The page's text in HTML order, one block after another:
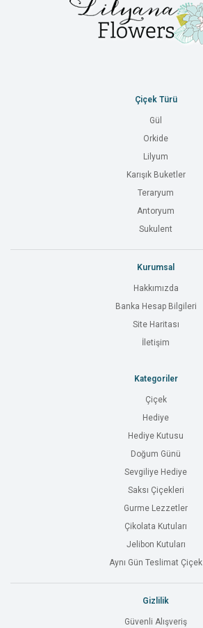
Çiçek Türü
Gül
Orkide
Lilyum
Karışık Buketler
Teraryum
Antoryum
Sukulent
Kurumsal
Hakkımızda
Banka Hesap Bilgileri
Site Haritası
İletişim
Kategoriler
Çiçek
Hediye
Hediye Kutusu
Doğum Günü
Sevgiliye Hediye
Saksı Çiçekleri
Gurme Lezzetler
Çikolata Kutuları
Jelibon Kutuları
Aynı Gün Teslimat Çiçek
Gizlilik
Güvenli Alışveriş